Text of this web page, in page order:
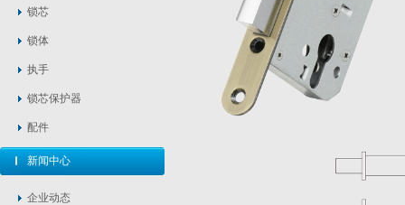
锁芯
锁体
执手
锁芯保护器
配件
新闻中心
企业动态